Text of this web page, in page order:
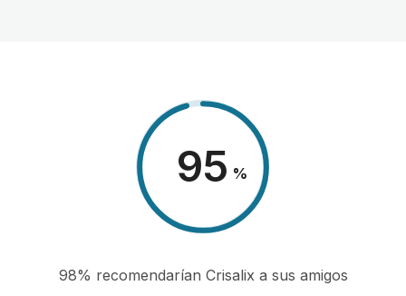
98 %
98% recomendarían Crisalix a sus amigos